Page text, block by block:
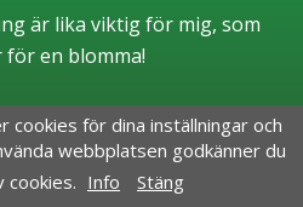
är lika viktig för mig, som
för en blomma!
cookies för dina inställningar och
webbplatsen godkänner du
cookies. Info Stäng